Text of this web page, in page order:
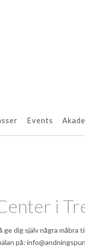
Events
i
dig själv några måbra
på: